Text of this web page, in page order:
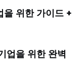
을 위한 가이드 +
업을 위한 완벽